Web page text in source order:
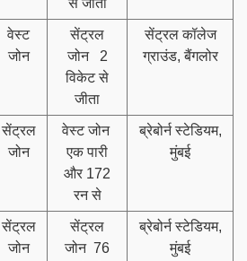
से जीता
वेस्ट
जोन
सेंट्रल
जोन 2
विकेट से
जीता
सेंट्रल कॉलेज
ग्राउंड, बैंगलोर
सेंट्रल
जोन
वेस्ट जोन
एक पारी
और 172
रन से
ब्रेबोर्न स्टेडियम,
मुंबई
सेंट्रल
जोन
सेंट्रल
जोन 76
ब्रेबोर्न स्टेडियम,
मुंबई